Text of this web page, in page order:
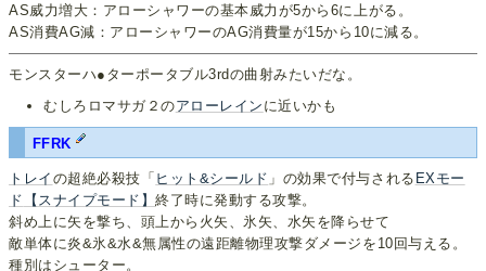
AS威力増大：アローシャワーの基本威力が5から6に上がる。
AS消費AG減：アローシャワーのAG消費量が15から10に減る。
モンスターハ●ターポータブル3rdの曲射みたいだな。
むしろロマサガ２のアローレイン に近いかも
FFRK
トレイ の超絶必殺技「 ヒット&シールド 」の効果で付与される EXモー
ド
【スナイプモード】終了時に発動する攻撃。
斜め上に矢を撃ち、頭上から火矢、氷矢、水矢を降らせて
敵単体に炎&氷&水&無属性の遠距離物理攻撃ダメージを10回与える。
種別はシューター。